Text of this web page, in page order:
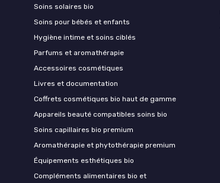
Soins solaires bio
Soins pour bébés et enfants
Hygiène intime et soins ciblés
Parfums et aromathérapie
Accessoires cosmétiques
Livres et documentation
Coffrets cosmétiques bio haut de gamme
Appareils beauté compatibles soins bio
Soins capillaires bio premium
Aromathérapie et phytothérapie premium
Équipements esthétiques bio
Compléments alimentaires bio et